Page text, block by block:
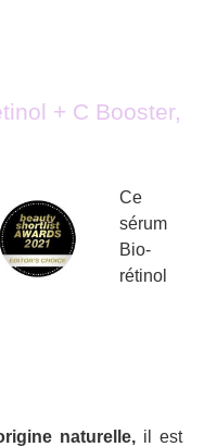
+ C Booster,
Ce
sérum
Bio-
rétinol
naturelle, il est